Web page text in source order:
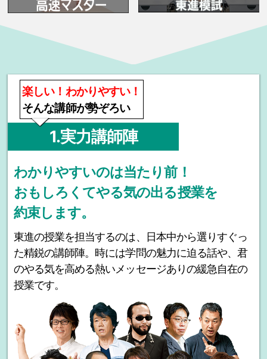
楽しい！わかりやすい！
そんな講師が勢ぞろい
1.実力講師陣
わかりやすいのは当たり前！
おもしろくてやる気の出る授業を
約束します。
東進の授業を担当するのは、日本中から選りすぐっ
た精鋭の講師陣。時には学問の魅力に迫る話や、君
のやる気を高める熱いメッセージありの緩急自在の
授業です。